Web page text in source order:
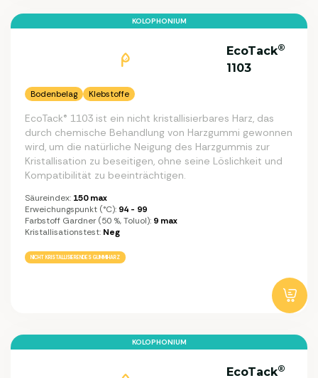
KOLOPHONIUM
EcoTack®
1103
Bodenbelag Klebstoffe
EcoTack® 1103 ist ein nicht kristallisierbares Harz, das
durch chemische Behandlung von Harzgummi gewonnen
wird, um die natürliche Neigung des Harzgummis zur
Kristallisation zu beseitigen, ohne seine Löslichkeit und
Kompatibilität zu beeinträchtigen.
Säureindex: 150 max
Erweichungspunkt (°C): 94 - 99
Farbstoff Gardner (50 %, Toluol): 9 max
Kristallisationstest: Neg
NICHT KRISTALLISIERENDES GUMMIHARZ
KOLOPHONIUM
EcoTack®